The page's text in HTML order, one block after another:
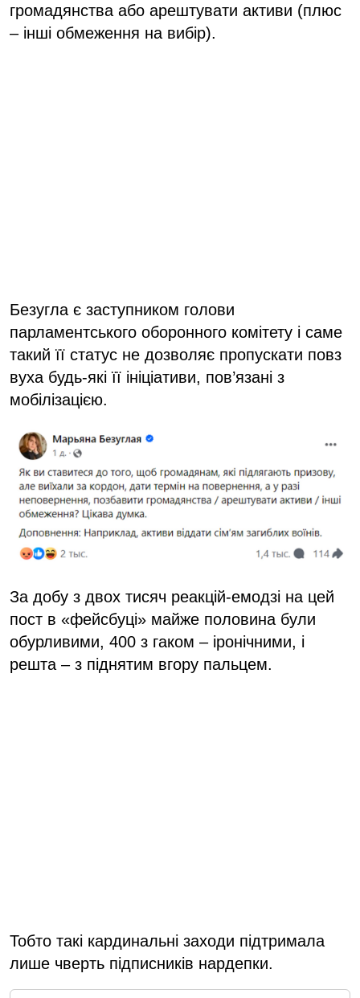
громадянства або арештувати активи (плюс
– інші обмеження на вибір).
Безугла є заступником голови
парламентського оборонного комітету і саме
такий її статус не дозволяє пропускати повз
вуха будь-які її ініціативи, пов’язані з
мобілізацією.
За добу з двох тисяч реакцій-емодзі на цей
пост в «фейсбуці» майже половина були
обурливими, 400 з гаком – іронічними, і
решта – з піднятим вгору пальцем.
Тобто такі кардинальні заходи підтримала
лише чверть підписників нардепки.